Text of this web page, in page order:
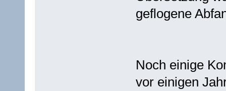
geflogene
Noch einige
vor einigen